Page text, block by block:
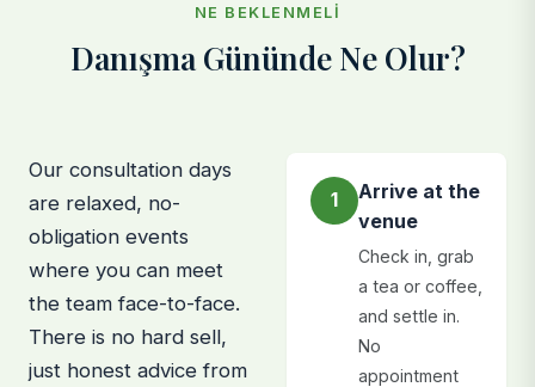
NE BEKLENMELI
Danışma Gününde Ne Olur?
Our consultation days
are relaxed, no-
obligation events
where you can meet
the team face-to-face.
There is no hard sell,
just honest advice from
1
Arrive at the
venue
Check in, grab
a tea or coffee,
and settle in.
No
appointment